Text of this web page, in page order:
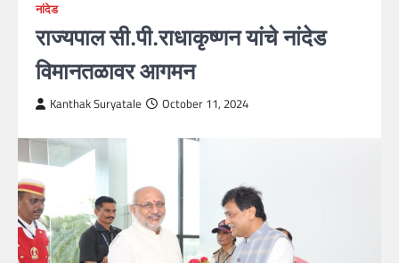
नांदेड
राज्यपाल सी.पी.राधाकृष्णन यांचे नांदेड
विमानतळावर आगमन
Kanthak Suryatale October 11, 2024